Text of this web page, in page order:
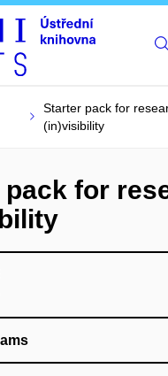
Starter pack for
(in)visibility
for